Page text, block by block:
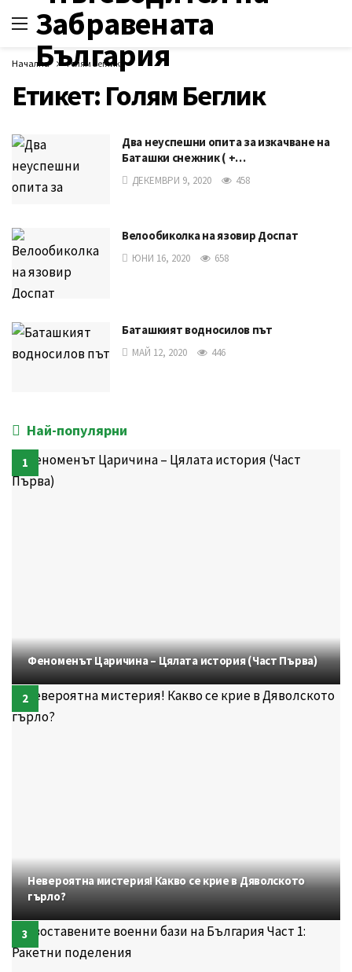
Начална Голям Беглик
Етикет: Голям Беглик
Два неуспешни опита за изкачване на
Баташки снежник ( +…
ДЕКЕМВРИ 9, 2020 458
Велообиколка на язовир Доспат
ЮНИ 16, 2020 658
Баташкият водносилов път
МАЙ 12, 2020 446
Най-популярни
Феноменът Царичина – Цялата история (Част Първа)
Невероятна мистерия! Какво се крие в Дяволското
гърло?